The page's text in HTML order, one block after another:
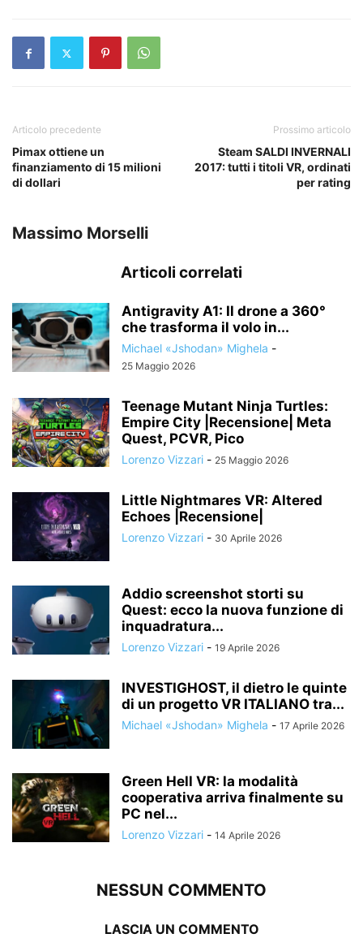
Articolo precedente
Pimax ottiene un
finanziamento di 15 milioni
di dollari
Prossimo articolo
Steam SALDI INVERNALI
2017: tutti i titoli VR, ordinati
per rating
Massimo Morselli
Articoli correlati
Antigravity A1: Il drone a 360°
che trasforma il volo in...
Michael «Jshodan» Mighela -
25 Maggio 2026
Teenage Mutant Ninja Turtles:
Empire City |Recensione| Meta
Quest, PCVR, Pico
Lorenzo Vizzari - 25 Maggio 2026
Little Nightmares VR: Altered
Echoes |Recensione|
Lorenzo Vizzari - 30 Aprile 2026
Addio screenshot storti su
Quest: ecco la nuova funzione di
inquadratura...
Lorenzo Vizzari - 19 Aprile 2026
INVESTIGHOST, il dietro le quinte
di un progetto VR ITALIANO tra...
Michael «Jshodan» Mighela - 17 Aprile 2026
Green Hell VR: la modalità
cooperativa arriva finalmente su
PC nel...
Lorenzo Vizzari - 14 Aprile 2026
NESSUN COMMENTO
LASCIA UN COMMENTO